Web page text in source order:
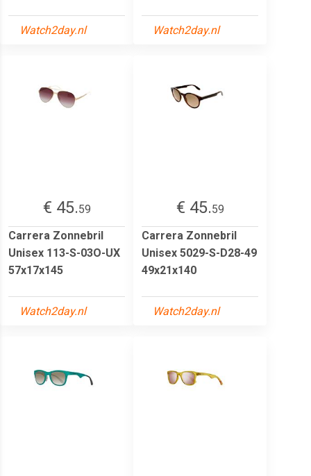
Watch2day.nl Watch2day.nl
€ 45.59
Carrera Zonnebril
Unisex 113-S-03O-UX
57x17x145
Watch2day.nl
€ 45.59
Carrera Zonnebril
Unisex 5029-S-D28-49
49x21x140
Watch2day.nl